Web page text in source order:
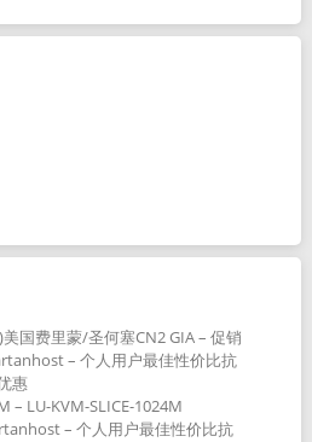
国费里蒙/圣何塞CN2 GIA – 促销
– 个人用户最佳性价比抗
惠
– LU-KVM-SLICE-1024M
– 个人用户最佳性价比抗